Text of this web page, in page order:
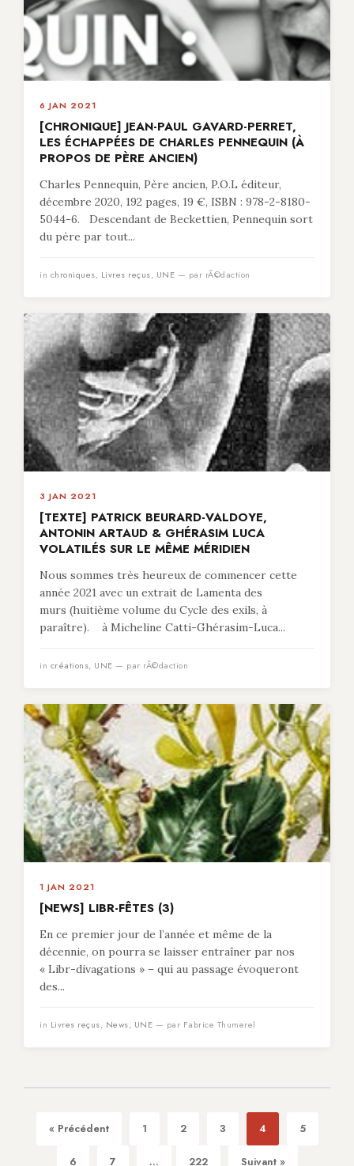
6 JAN 2021
[CHRONIQUE] JEAN-PAUL GAVARD-PERRET,
LES ÉCHAPPÉES DE CHARLES PENNEQUIN (À
PROPOS DE PÈRE ANCIEN)
Charles Pennequin, Père ancien, P.O.L éditeur,
décembre 2020, 192 pages, 19 €, ISBN : 978-2-8180-
5044-6. Descendant de Beckettien, Pennequin sort
du père par tout...
in chroniques, Livres reçus, UNE — par rÃ©daction
3 JAN 2021
[TEXTE] PATRICK BEURARD-VALDOYE,
ANTONIN ARTAUD & GHÉRASIM LUCA
VOLATILÉS SUR LE MÊME MÉRIDIEN
Nous sommes très heureux de commencer cette
année 2021 avec un extrait de Lamenta des
murs (huitième volume du Cycle des exils, à
paraître). à Micheline Catti-Ghérasim-Luca...
in créations, UNE — par rÃ©daction
1 JAN 2021
[NEWS] LIBR-FÊTES (3)
En ce premier jour de l’année et même de la
décennie, on pourra se laisser entraîner par nos
« Libr-divagations » – qui au passage évoqueront
des...
in Livres reçus, News, UNE — par Fabrice Thumerel
« Précédent 1 2 3 4 5
6 7 ... 222 Suivant »